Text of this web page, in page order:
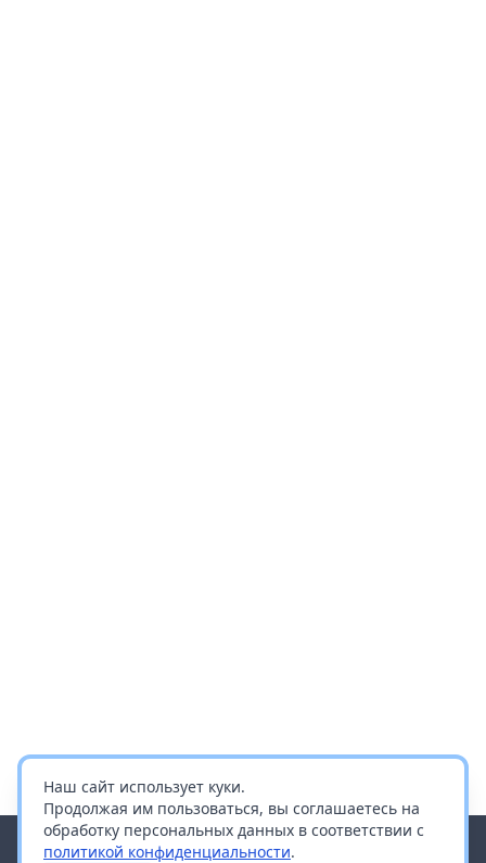
Наш сайт использует куки.
Продолжая им пользоваться, вы соглашаетесь на
обработку персональных данных в соответствии с
политикой конфиденциальности.